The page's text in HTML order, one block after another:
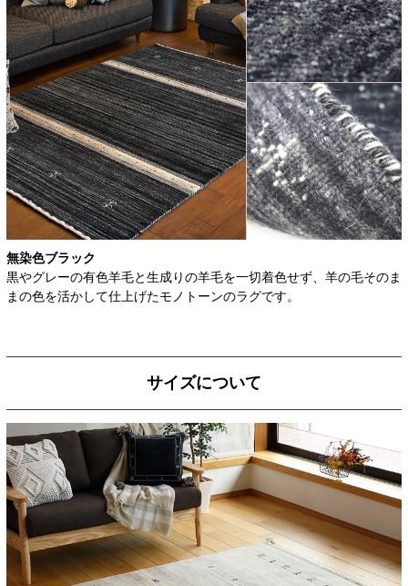
無染色ブラック
黒やグレーの有色羊毛と生成りの羊毛を一切着色せず、羊の毛そのま
まの色を活かして仕上げたモノトーンのラグです。
サイズについて